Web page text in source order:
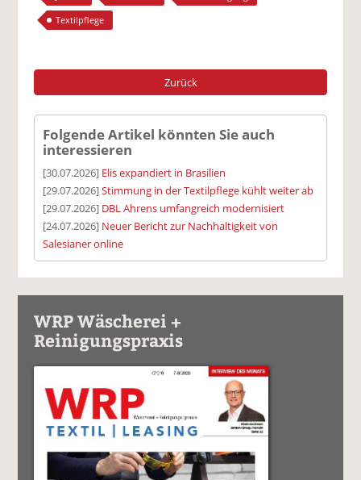
Textilpflege
Zurück
Folgende Artikel könnten Sie auch
interessieren
[30.07.2026] Elis expandiert in Brasilien
[29.07.2026]Stimmung in der Textilpflege kühlt weiter ab
[29.07.2026] DBL Ahrens umfangreich modernisiert
[24.07.2026] Neuer Bericht zur Nachhaltigkeit von
Salesianer online
WRP Wäscherei +
Reinigungspraxis